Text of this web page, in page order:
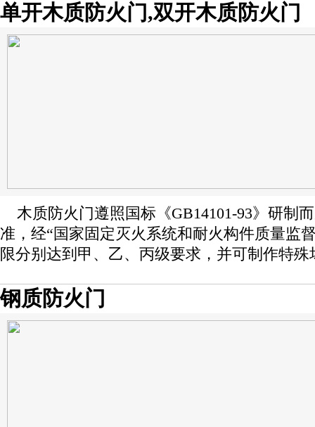
单开木质防火门,双开木质防火门
木质防火门遵照国标《GB14101-93》研制
准，经“国家固定灭火系统和耐火构件质量监
限分别达到甲、乙、丙级要求，并可制作特
钢质防火门